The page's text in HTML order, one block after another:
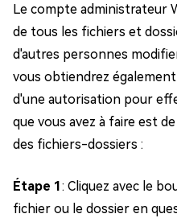
Le compte administrateur
de tous les fichiers et
d'autres personnes
vous obtiendrez
d'une autorisation pour
que vous avez à faire est
des fichiers-dossiers :
Étape 1: Cliquez avec le
fichier ou le dossier en